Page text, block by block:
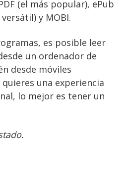
(el más popular), ePub
y MOBI.
es posible leer
un ordenador de
desde móviles
una experiencia
lo mejor es tener un